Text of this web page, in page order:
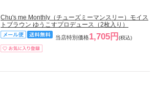
Chu's me Monthly（チューズミーマンスリー）モイス
トブラウン ゆうこすプロデュース（2枚入り）
当店特別価格1,705円 (税込)